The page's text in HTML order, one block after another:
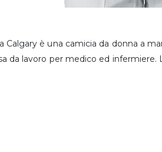
Calgary è una camicia da donna a
da lavoro per medico ed infermiere.